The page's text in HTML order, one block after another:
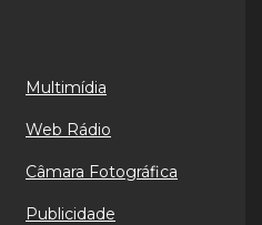
Multimídia
Web Rádio
Câmara Fotográfica
Publicidade